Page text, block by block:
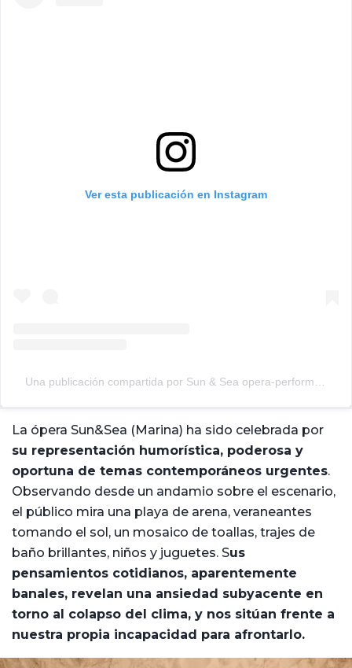
Ver esta publicación en Instagram
Una publicación compartida por Sun & Sea opera-performance (@sunandseaopera)
La ópera Sun&Sea (Marina) ha sido celebrada por
su representación humorística, poderosa y
oportuna de temas contemporáneos urgentes.
Observando desde un andamio sobre el escenario,
el público mira una playa de arena, veraneantes
tomando el sol, un mosaico de toallas, trajes de
baño brillantes, niños y juguetes. Sus
pensamientos cotidianos, aparentemente
banales, revelan una ansiedad subyacente en
torno al colapso del clima, y nos sitúan frente a
nuestra propia incapacidad para afrontarlo.